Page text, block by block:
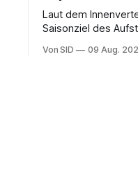
Laut dem
Saisonziel des
Von SID 09 Aug.